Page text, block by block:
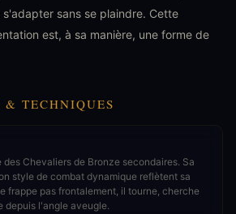
sans se plaindre. Cette
est, à sa manière, une forme de
& TECHNIQUES
Chevaliers de Bronze secondaires. Sa
style de combat dynamique reflètent sa
frappe pas frontalement, il tourne, cherche
depuis l'angle aveugle.